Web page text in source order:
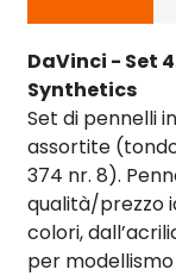
DaVinci - Set
Synthetics
Set di pennelli
assortite
374 nr. 8).
qualità/prezzo
colori,
per